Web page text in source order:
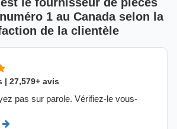
1 au Canada selon la
de la clientèle
| 27,579+ avis
pas sur parole. Vérifiez-le vous-